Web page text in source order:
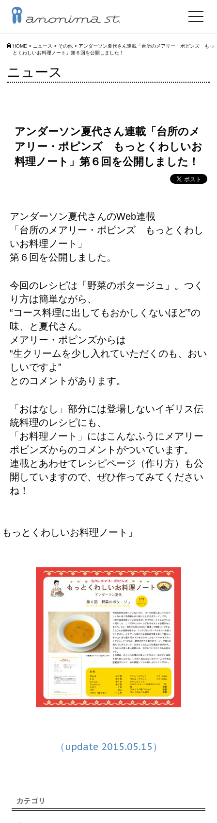
HOME > ニュース > その他 > アンダーソン夏代さん連載「台所のメアリー・ポピンズ もっ
とくわしいお料理ノート」第６回を公開しました！
toggle
ニュース
アンダーソン夏代さん連載「台所のメ
アリー・ポピンズ もっとくわしいお
料理ノート」第６回を公開しました！
アンダーソン夏代さんのWeb連載
「台所のメアリー・ポピンズ もっとくわし
いお料理ノート」
第６回を公開しました。
今回のレシピは「野菜のポタージュ」。つく
り方は簡単ながら、
“コース料理に出してもおかしくないほど”の
味、と夏代さん。
メアリー・ポピンズからは
“生クリームを少し入れていただくのも、おい
しいですよ”
とのコメントがあります。
「おはなし」部分には登場しないイギリス伝
統料理のレシピにも、
「お料理ノート」にはこんなふうにメアリー
ポピンズからのコメントがついています。
連載とあわせてレシピページ（作り方）も公
開していますので、ぜひ作ってみてください
ね！
っとくわしいお料理ノート」
（update 2015.05.15）